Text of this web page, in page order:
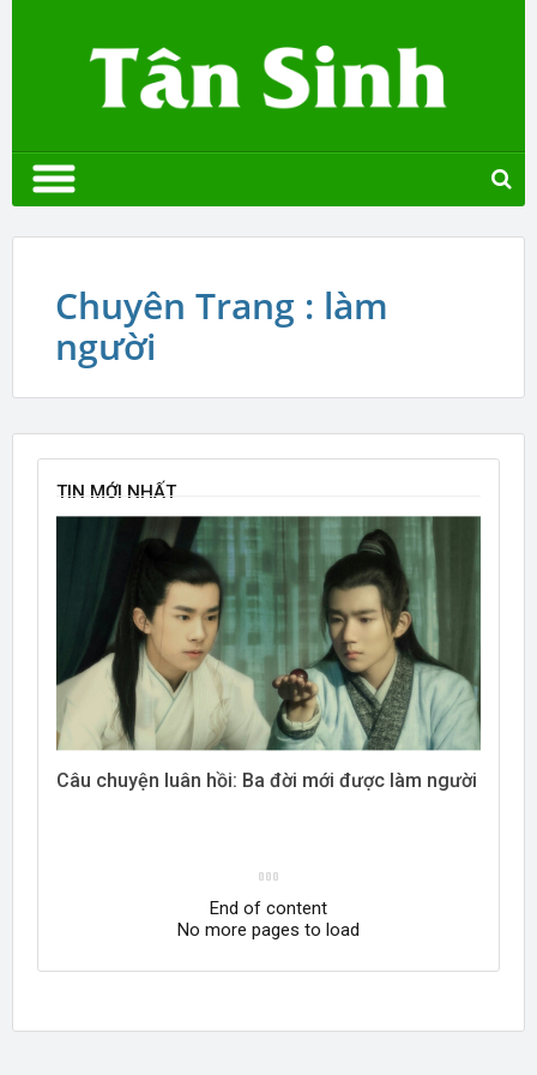
Chuyên Trang : làm
người
TIN MỚI NHẤT
Câu chuyện luân hồi: Ba đời mới được làm người
End of content
No more pages to load